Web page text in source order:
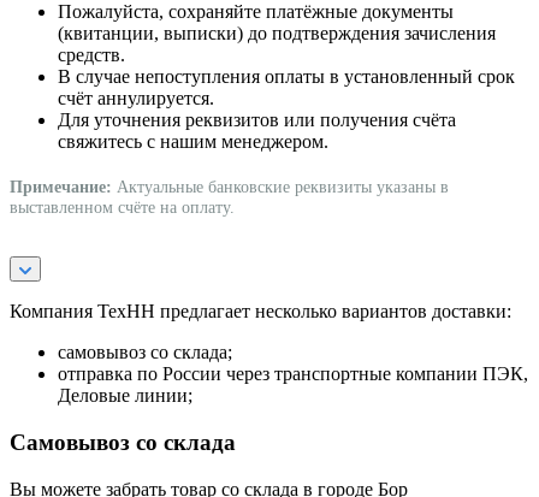
Пожалуйста, сохраняйте платёжные документы
(квитанции, выписки) до подтверждения зачисления
средств.
В случае непоступления оплаты в установленный срок
счёт аннулируется.
Для уточнения реквизитов или получения счёта
свяжитесь с нашим менеджером.
Примечание: Актуальные банковские реквизиты указаны в
выставленном счёте на оплату.
Компания ТехНН предлагает несколько вариантов доставки:
самовывоз со склада;
отправка по России через транспортные компании ПЭК,
Деловые линии;
Самовывоз со склада
Вы можете забрать товар со склада в городе Бор